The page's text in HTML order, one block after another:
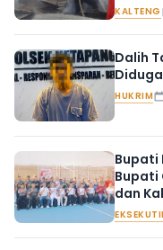
KALTENG
Dalih
HUKRIM
Bupati
Bupati
dan